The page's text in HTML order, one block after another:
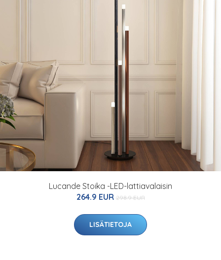
Lucande Stoika -LED-lattiavalaisin
264.9 EUR 298.9 EUR
LISÄTIETOJA